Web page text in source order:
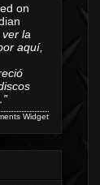
on
ver la
aquí,
Widget